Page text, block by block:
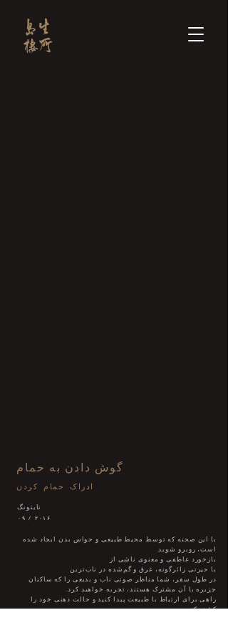
گوش دادن به حمام
ادراک حمام کردن
تایتونگ
۰۹ / ۲۰۱۶
با این صحنه که توسط محیط طبیعی و حواس بدن ایجاد شده
است، روبرو شوید.
بازخورد عاطفی و معنوی ناشی از
با حیرتی زائرگونه، غرق و گم‌شده در ناب‌ترین
در طول سفر، شما مناظر صوتی ناب و بدیعی را که ساکنان
جزیره با آن مشترک هستند، تجربه خواهید کرد.
راهی برای ارتباط با طبیعت پیدا کنید و حالت ذهنی خود را
کشف کنید